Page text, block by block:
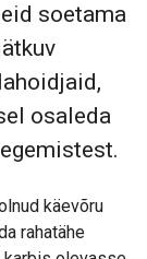
soetama
osaleda
käevõru
rahatähe